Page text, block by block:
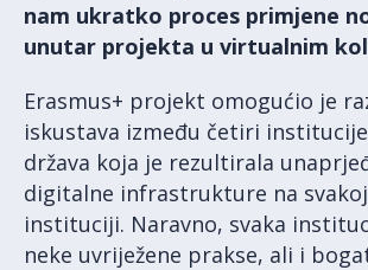
nam ukratko proces primjene
unutar projekta u virtualnim
Erasmus+ projekt omogućio je
iskustava između četiri
država koja je rezultirala
digitalne infrastrukture na
instituciji. Naravno, svaka
neke uvriježene prakse, ali i